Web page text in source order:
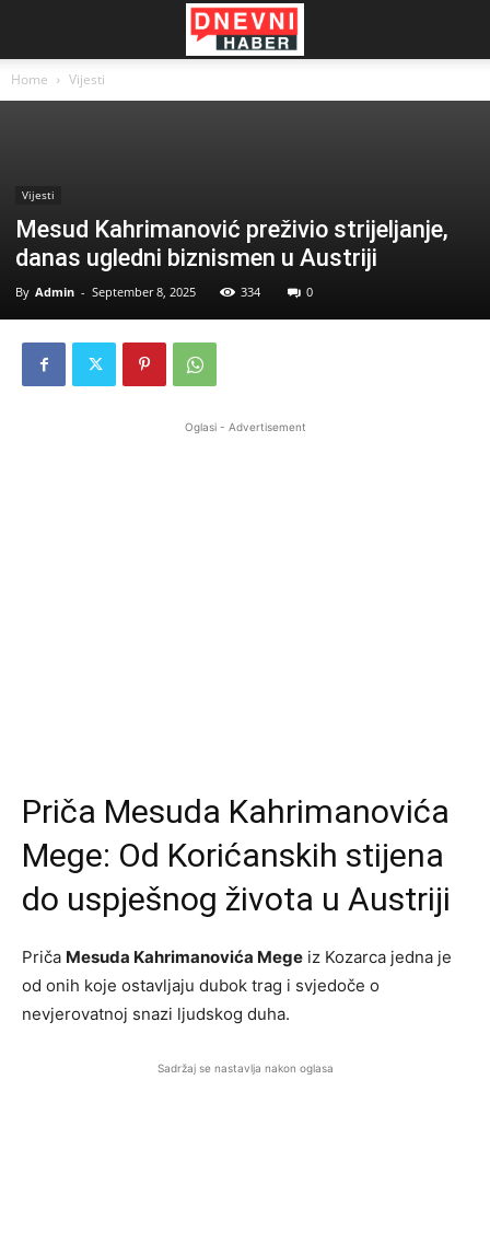
Home Vijesti
Vijesti
Mesud Kahrimanović preživio strijeljanje,
danas ugledni biznismen u Austriji
By Admin - September 8, 2025 334 0
Oglasi - Advertisement
Priča Mesuda Kahrimanovića
Mege: Od Korićanskih stijena
do uspješnog života u Austriji
Priča Mesuda Kahrimanovića Mege iz Kozarca jedna je
od onih koje ostavljaju dubok trag i svjedoče o
nevjerovatnoj snazi ljudskog duha.
Sadržaj se nastavlja nakon oglasa